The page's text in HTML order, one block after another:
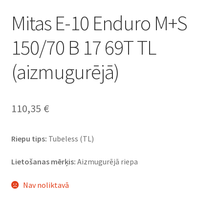
Mitas E-10 Enduro M+S
150/70 B 17 69T TL
(aizmugurējā)
110,35 €
Riepu tips: Tubeless (TL)
Lietošanas mērķis: Aizmugurējā riepa
Nav noliktavā